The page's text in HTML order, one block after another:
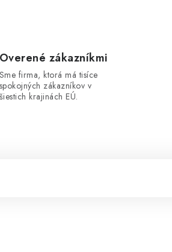
Overené zákazníkmi
Sme firma, ktorá má tisíce
spokojných zákazníkov v
šiestich krajinách EÚ.